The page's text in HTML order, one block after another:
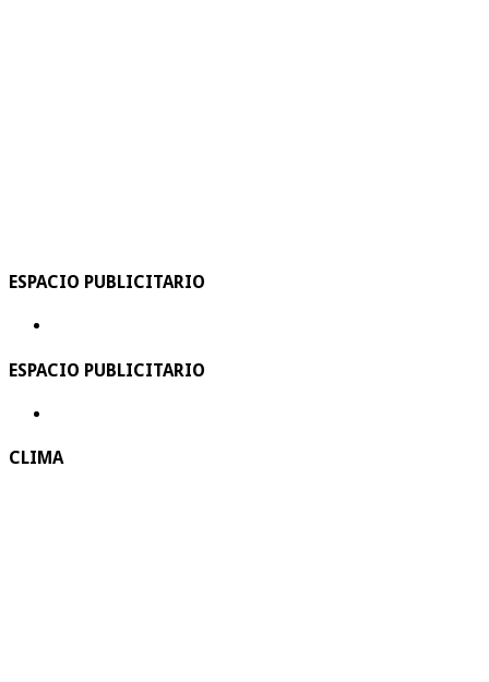
ESPACIO PUBLICITARIO
ESPACIO PUBLICITARIO
CLIMA